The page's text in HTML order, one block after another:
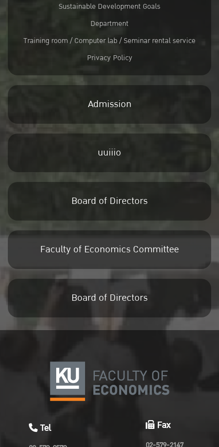
Sustainable Development Goals
Department
Training room / Computer lab / Seminar rental service
Privacy Policy
Admission
uuiiio
Board of Directors
Faculty of Economics Committee
Board of Directors
Tel Fax